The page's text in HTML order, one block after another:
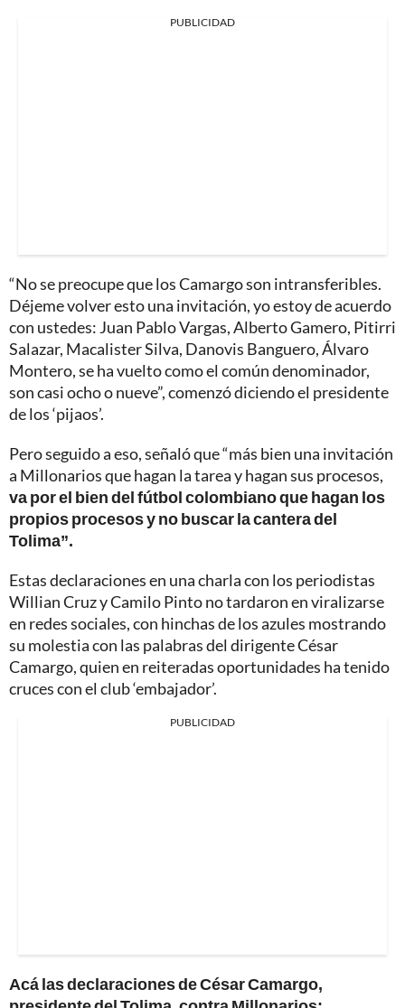
PUBLICIDAD
“No se preocupe que los Camargo son intransferibles.
Déjeme volver esto una invitación, yo estoy de acuerdo
con ustedes: Juan Pablo Vargas, Alberto Gamero, Pitirri
Salazar, Macalister Silva, Danovis Banguero, Álvaro
Montero, se ha vuelto como el común denominador,
son casi ocho o nueve”, comenzó diciendo el presidente
de los ‘pijaos’.
Pero seguido a eso, señaló que “más bien una invitación
a Millonarios que hagan la tarea y hagan sus procesos,
va por el bien del fútbol colombiano que hagan los
propios procesos y no buscar la cantera del
Tolima”.
Estas declaraciones en una charla con los periodistas
Willian Cruz y Camilo Pinto no tardaron en viralizarse
en redes sociales, con hinchas de los azules mostrando
su molestia con las palabras del dirigente César
Camargo, quien en reiteradas oportunidades ha tenido
cruces con el club ‘embajador’.
PUBLICIDAD
Acá las declaraciones de César Camargo,